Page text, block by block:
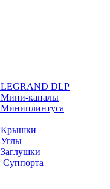
LEGRAND DLP
Мини-каналы
Миниплинтуса
Крышки
Углы
Заглушки
Суппорта